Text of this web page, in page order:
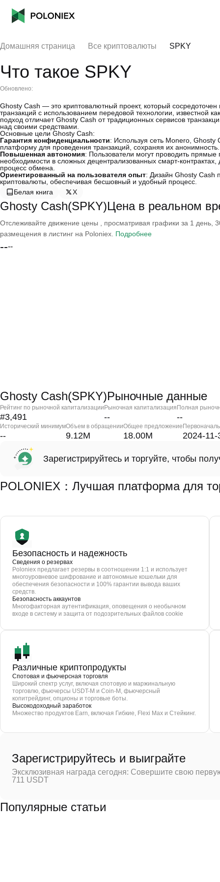
Домашняя страница Все криптовалюты SPKY
Что такое SPKY
Обновлено:
Ghosty Cash — это криптовалютный проект, который
транзакций с использованием передовой технологии, известной
подход отличает Ghosty Cash от традиционных сервисов
над своими средствами.
Основные цели Ghosty Cash:
Гарантия конфиденциальности: Используя сеть Monero, Ghosty
платформу для проведения транзакций, сохраняя их анонимность.
Повышенная автономия: Пользователи могут проводить
необходимости в сложных децентрализованных смарт-контрактах,
процесс обмена.
Ориентированный на пользователя опыт: Дизайн Ghosty Cash
криптовалюты, обеспечивая бесшовный и удобный процесс.
Белая книга
X
Ghosty Cash(SPKY)Цена в реальном
Отслеживайте движение цены , просматривая графики за 1 день,
размещения в листинг на Poloniex. Подробнее
----
Ghosty Cash(SPKY)Рыночные данные
Рейтинг по рыночной капитализации
#3,491
Рыночная капитализация
--
Полная
--
Исторический минимум
--
Объем в обращении
9.12M
Общее предложение
18.00M 2024-11-
Зарегистрируйтесь и торгуйте, чтобы
POLONIEX：Лучшая платформа для
Безопасность и надежность
Сведения о резервах
Poloniex предлагает резервы в соотношении 1:1 и использует
многоуровневое шифрование и автономные кошельки для
обеспечения безопасности и 100% гарантии вывода ваших
средств.
Безопасность аккаунтов
Многофакторная аутентификация, оповещения о необычном
входе в систему и защита от подозрительных файлов cookie
Различные криптопродукты
Спотовая и фьючерсная торговля
Широкий спектр услуг, включая спотовую и маржинальную
торговлю, фьючерсы USDT-M и Coin-M, фьючерсный
копитрейдинг, опционы и торговые боты.
Высокодоходный заработок
Множество продуктов Earn, включая Гибкие, Flexi Max и Стейкинг.
Зарегистрируйтесь и выиграйте
Эксклюзивная награда сегодня: Совершите свою
711 USDT
Популярные статьи